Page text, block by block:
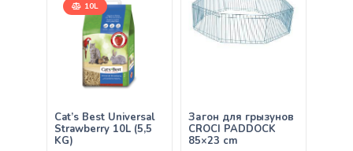
10L
Cat’s Best Universal
Strawberry 10L (5,5
KG)
Загон для грызунов
CROCI PADDOCK
85×23 cm